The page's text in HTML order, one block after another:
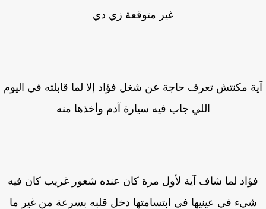
غير متوقعة زي دي
مكنتش تعرف حاجة عن شغل فؤاد إلا لما قابلته في اليوم
اللي جاب فيه سيارة آدم وأخذها منه
لما شاف آية لأول مرة كان عنده شعور غريب كان فيه
في عينيها في ابتسامتها دخل قلبه بسرعة من غير ما